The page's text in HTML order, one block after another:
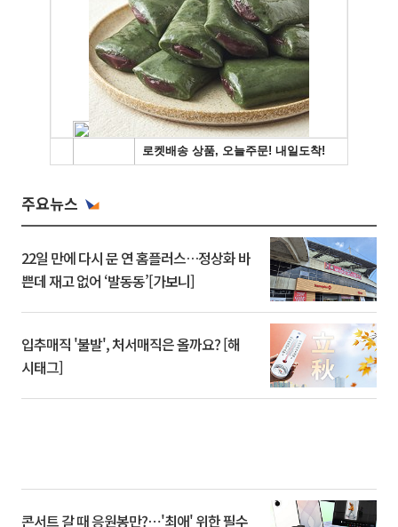
주요뉴스
22일 만에 다시 문 연 홈플러스…정상화 바
쁜데 재고 없어 ‘발동동’[가보니]
입추매직 '불발', 처서매직은 올까요? [해
시태그]
콘서트 갈 때 응원봉만?⋯'최애' 위한 필수